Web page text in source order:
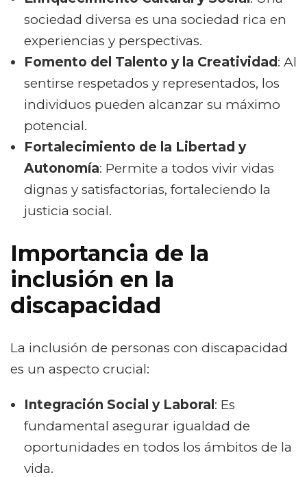
sociedad diversa es una sociedad rica en
experiencias y perspectivas.
Fomento del Talento y la Creatividad : Al
sentirse respetados y representados, los
individuos pueden alcanzar su máximo
potencial.
Fortalecimiento de la Libertad y
Autonomía: Permite a todos vivir vidas
dignas y satisfactorias, fortaleciendo la
justicia social.
Importancia de la
inclusión en la
discapacidad
La inclusión de personas con discapacidad
es un aspecto crucial:
Integración Social y Laboral : Es
fundamental asegurar igualdad de
oportunidades en todos los ámbitos de la
vida.